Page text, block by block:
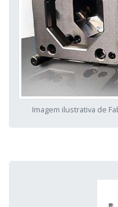
Imagem ilustrativa de